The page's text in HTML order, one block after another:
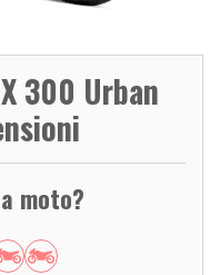
300 Urban
moto?